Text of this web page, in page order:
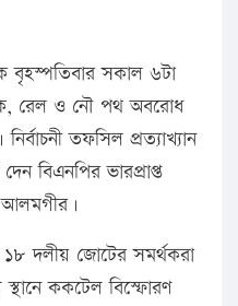
সকাল ৬টা
রেল ও নৌ পথ অবরোধ
তফসিল প্রত্যাখ্যান
বিএনপির ভারপ্রাপ্ত
আলমগীর।
দলীয় জোটের সমর্থকরা
ককটেল বিস্ফোরণ